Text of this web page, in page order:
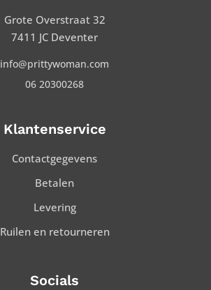
Grote Overstraat 32
7411 JC Deventer
info@prittywoman.com
06 20300268
Klantenservice
Contactgegevens
Betalen
Levering
Ruilen en retourneren
Socials